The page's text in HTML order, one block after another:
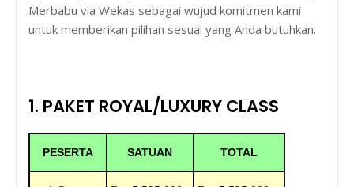
Merbabu via Wekas sebagai wujud komitmen kami
untuk memberikan pilihan sesuai yang Anda butuhkan.
1. PAKET ROYAL/LUXURY CLASS
PESERTA SATUAN TOTAL